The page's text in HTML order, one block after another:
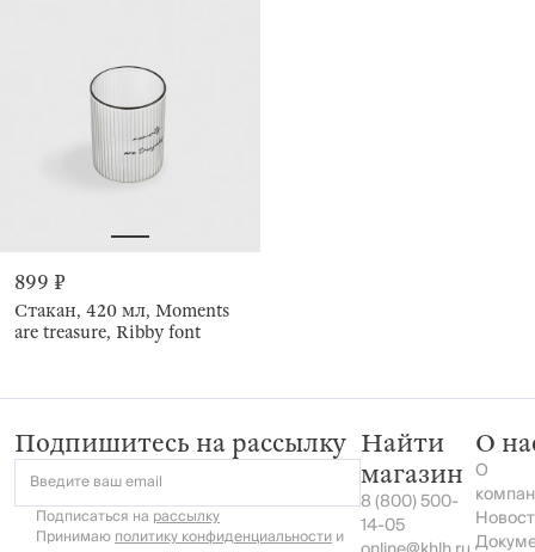
899 ₽
Стакан, 420 мл, Moments
are treasure, Ribby font
Подпишитесь на рассылку
Введите ваш email
Подписаться на рассылку
Принимаюполитику конфиденциальностии
Найти
магазин
8 (800) 500-
14-05
О
О